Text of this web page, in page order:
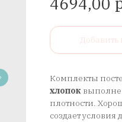
Добавить
Комплекты
хлопок
плотности.
создает